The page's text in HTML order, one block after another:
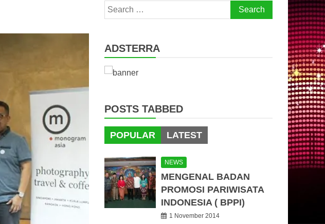
Search
for:
ADSTERRA
POSTS TABBED
POPULAR LATEST
NEWS
MENGENAL BADAN
PROMOSI PARIWISATA
INDONESIA ( BPPI)
1 November 2014